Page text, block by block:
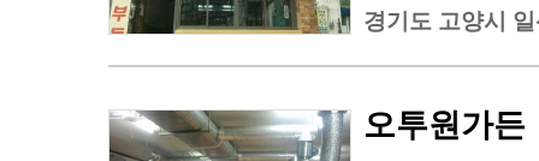
경기도 고양시
오투원가든